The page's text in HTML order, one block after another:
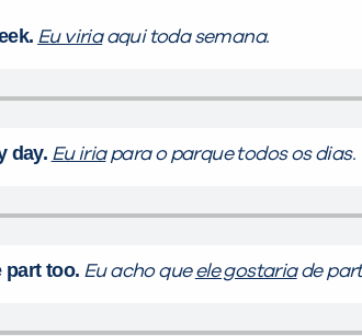
Eu viriaaqui toda semana.
day. Eu iriapara o parque todos os dias.
too. Eu acho queele gostariade